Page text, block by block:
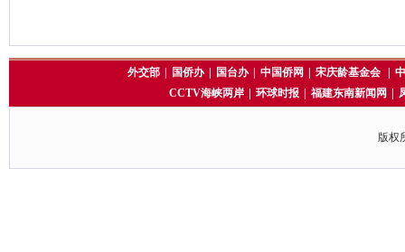
外交部 国侨办 国台办 中国侨网 宋庆龄基金会
CCTV海峡两岸
环球时报 福建东南新闻网
版权